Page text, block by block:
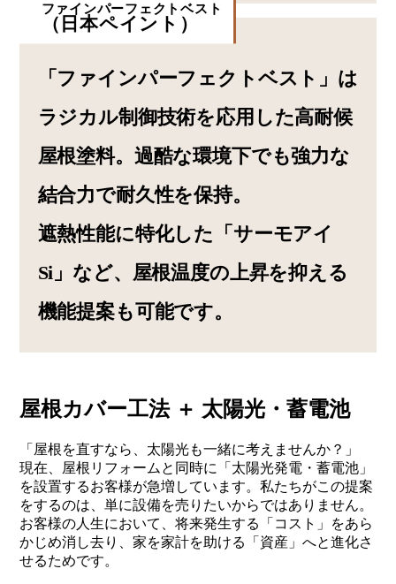
ファインパーフェクトベスト
（日本ペイント）
「ファインパーフェクトベスト」は
ラジカル制御技術を応用した高耐候
屋根塗料。過酷な環境下でも強力な
結合力で耐久性を保持。
遮熱性能に特化した「サーモアイ
Si」など、屋根温度の上昇を抑える
機能提案も可能です。
屋根カバー工法 ＋ 太陽光・蓄電池
「屋根を直すなら、太陽光も一緒に考えませんか？」
現在、屋根リフォームと同時に「太陽光発電・蓄電池」
を設置するお客様が急増しています。私たちがこの提案
をするのは、単に設備を売りたいからではありません。
お客様の人生において、将来発生する「コスト」をあら
かじめ消し去り、家を家計を助ける「資産」へと進化さ
せるためです。